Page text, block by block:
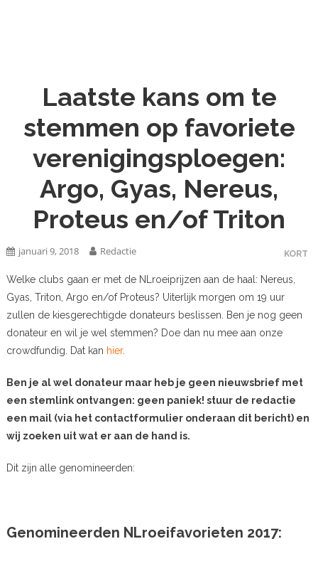
Laatste kans om te
stemmen op favoriete
verenigingsploegen:
Argo, Gyas, Nereus,
Proteus en/of Triton
KORT
januari 9, 2018 Redactie
Welke clubs gaan er met de NLroeiprijzen aan de haal: Nereus,
Gyas, Triton, Argo en/of Proteus? Uiterlijk morgen om 19 uur
zullen de kiesgerechtigde donateurs beslissen. Ben je nog geen
donateur en wil je wel stemmen? Doe dan nu mee aan onze
crowdfundig. Dat kan hier.
Ben je al wel donateur maar heb je geen nieuwsbrief met
een stemlink ontvangen: geen paniek! stuur de redactie
een mail (via het contactformulier onderaan dit bericht) en
wij zoeken uit wat er aan de hand is.
Dit zijn alle genomineerden:
Genomineerden NLroeifavorieten 2017: